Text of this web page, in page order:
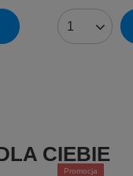
Ilość
CIEBIE
Promocja